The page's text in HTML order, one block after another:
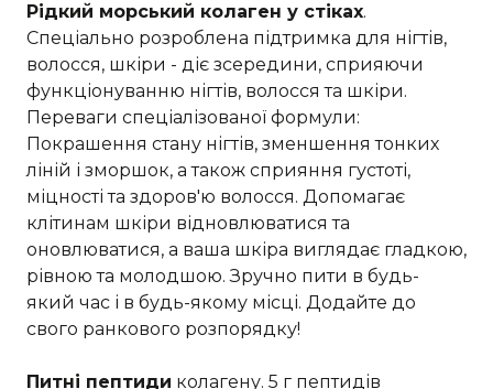
Рідкий морський колаген у стіках.
Спеціально розроблена підтримка для нігтів,
волосся, шкіри - діє зсередини, сприяючи
функціонуванню нігтів, волосся та шкіри.
Переваги спеціалізованої формули:
Покрашення стану нігтів, зменшення тонких
ліній і зморшок, а також сприяння густоті,
міцності та здоров'ю волосся. Допомагає
клітинам шкіри відновлюватися та
оновлюватися, а ваша шкіра виглядає гладкою,
рівною та молодшою. Зручно пити в будь-
який час і в будь-якому місці. Додайте до
свого ранкового розпорядку!
Питні пептиди колагену. 5 г пептидів